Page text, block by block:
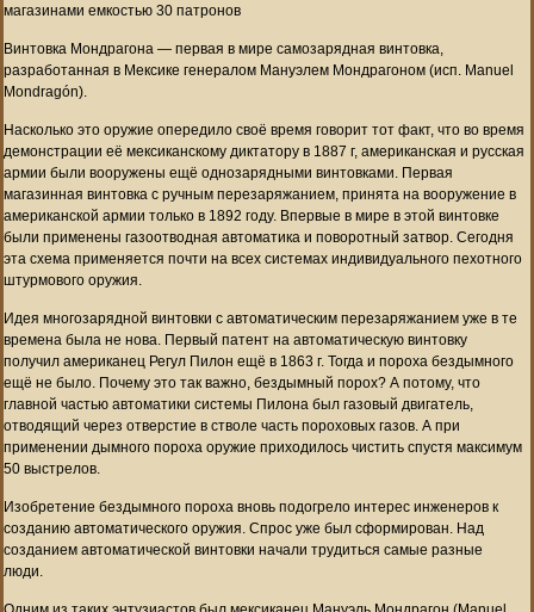
магазинами емкостью 30 патронов
Винтовка Мондрагона — первая в мире самозарядная винтовка,
разработанная в Мексике генералом Мануэлем Мондрагоном (исп. Manuel
Mondragón).
Насколько это оружие опередило своё время говорит тот факт, что во время
демонстрации её мексиканскому диктатору в 1887 г, американская и русская
армии были вооружены ещё однозарядными винтовками. Первая
магазинная винтовка с ручным перезаряжанием, принята на вооружение в
американской армии только в 1892 году. Впервые в мире в этой винтовке
были применены газоотводная автоматика и поворотный затвор. Сегодня
эта схема применяется почти на всех системах индивидуального пехотного
штурмового оружия.
Идея многозарядной винтовки с автоматическим перезаряжанием уже в те
времена была не нова. Первый патент на автоматическую винтовку
получил американец Регул Пилон ещё в 1863 г. Тогда и пороха бездымного
ещё не было. Почему это так важно, бездымный порох? А потому, что
главной частью автоматики системы Пилона был газовый двигатель,
отводящий через отверстие в стволе часть пороховых газов. А при
применении дымного пороха оружие приходилось чистить спустя максимум
50 выстрелов.
Изобретение бездымного пороха вновь подогрело интерес инженеров к
созданию автоматического оружия. Спрос уже был сформирован. Над
созданием автоматической винтовки начали трудиться самые разные
люди.